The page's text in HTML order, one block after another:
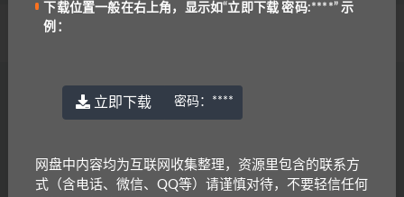
下载位置一般在右上角，显示如“立即下载 密码:****” 示
例：
立即下载 密码： ****
网盘中内容均为互联网收集整理，资源里包含的联系方
式（含电话、微信、QQ等）请谨慎对待，不要轻信任何